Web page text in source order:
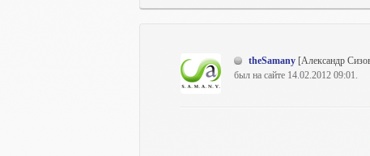
theSamany [Александр
был на сайте 14.02.2012 09:01.